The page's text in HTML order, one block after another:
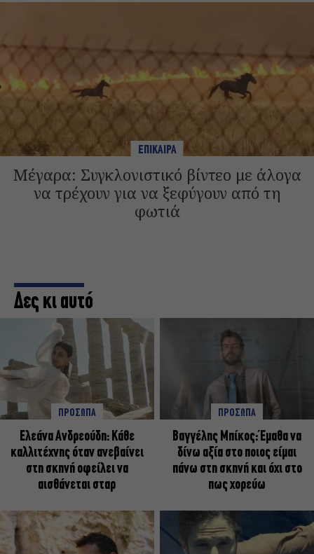
ΕΠΙΚΑΙΡΑ
Μέγαρα: Συγκλονιστικό βίντεο με άλογα
να τρέχουν για να ξεφύγουν από τη
φωτιά
Δες κι αυτό
ΠΡΟΣΩΠΑ
Ελεάνα Ανδρεούδη: Κάθε
καλλιτέχνης όταν ανεβαίνει
στη σκηνή οφείλει να
αισθάνεται σταρ
ΠΡΟΣΩΠΑ
Βαγγέλης Μπίκος: Έμαθα να
δίνω αξία στο ποιος είμαι
πάνω στη σκηνή και όχι στο
πως χορεύω